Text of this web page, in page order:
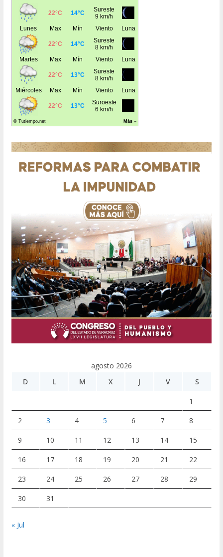
agosto 2026
D
L M X J V S
1
2 3 4 5 6 7 8
9 10 11 12 13 14 15
16 17 18 19 20 21 22
23 24 25 26 27 28 29
30 31
« Jul